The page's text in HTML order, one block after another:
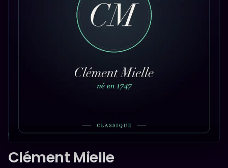
CLASSIQUE
Clément Mielle